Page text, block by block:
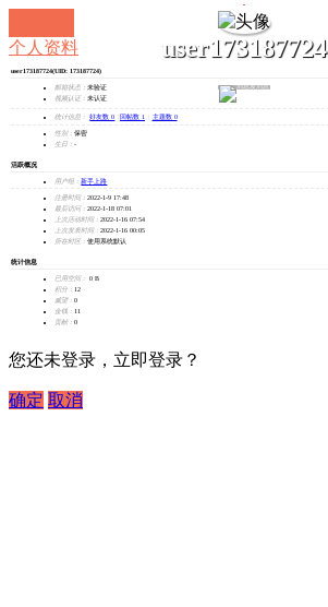
user173187724
发消息
个人资料
user173187724(UID: 173187724)
邮箱状态： 未验证
视频认证： 未认证
统计信息： 好友数 0 回帖数 1 主题数 0
性别： 保密
生日： -
活跃概况
用户组： 新手上路
注册时间： 2022-1-9 17:48
最后访问： 2022-1-18 07:01
上次活动时间： 2022-1-16 07:54
上次发表时间： 2022-1-16 00:05
所在时区： 使用系统默认
统计信息
已用空间：
0 B
积分： 12
威望： 0
金钱： 11
贡献： 0
您还未登录，立即登录？
确定 取消